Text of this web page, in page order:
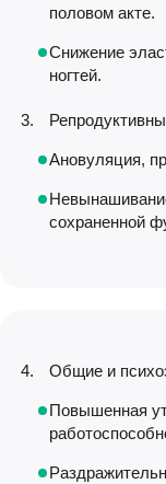
половом акте.
Снижение
ногтей.
Ановуляция,
сохраненной
Общие и
Повышенная